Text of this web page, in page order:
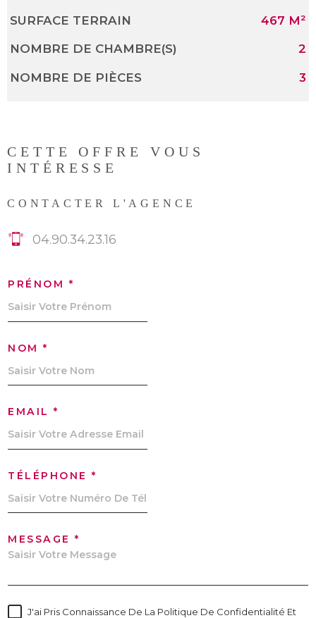
SURFACE TERRAIN 467 M²
NOMBRE DE CHAMBRE(S) 2
NOMBRE DE PIÈCES 3
CETTE OFFRE
VOUS
INTÉRESSE
CONTACTER L'AGENCE
04.90.34.23.16
PRÉNOM *
NOM *
EMAIL *
TÉLÉPHONE *
MESSAGE *
J'ai Pris Connaissance De La Politique De Confidentialité Et